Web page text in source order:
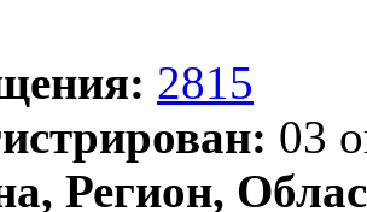
2815
03
Регион,